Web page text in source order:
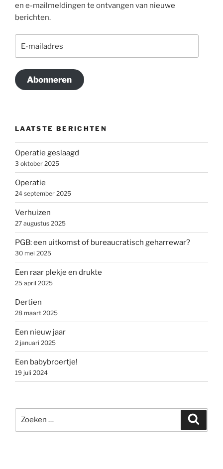
en e-mailmeldingen te ontvangen van nieuwe
berichten.
mailadres
Abonneren
LAATSTE BERICHTEN
Operatie geslaagd
3 oktober 2025
Operatie
24 september 2025
Verhuizen
27 augustus 2025
PGB: een uitkomst of bureaucratisch geharrewar?
30 mei 2025
Een raar plekje en drukte
25 april 2025
Dertien
28 maart 2025
Een nieuw jaar
2 januari 2025
Een babybroertje!
19 juli 2024
naar: